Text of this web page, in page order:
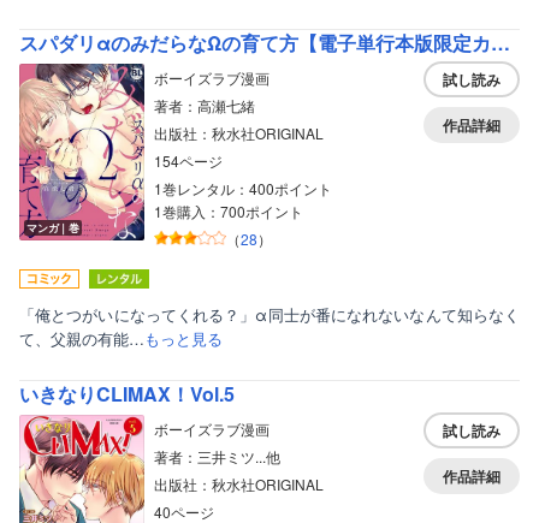
スパダリαのみだらなΩの育て方【電子単行本版限定カバー特典付】
マンガ｜巻
ボーイズラブ漫画
著者：高瀬七緒
出版社：秋水社ORIGINAL
154ページ
1巻レンタル：400ポイント
1巻購入：700ポイント
（28）
試し読み
作品詳細
「俺とつがいになってくれる？」α同士が番になれないなんて知らなく
て、父親の有能…もっと見る
いきなりCLIMAX！Vol.5
ボーイズラブ漫画
著者：三井ミツ...他
出版社：秋水社ORIGINAL
40ページ
試し読み
作品詳細
ティーンズラブ
美女・美少女
女性写真集